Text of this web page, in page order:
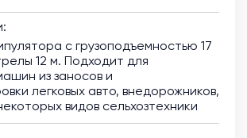
с грузоподъемностью 17
12 м. Подходит для
из заносов и
легковых авто, внедорожников,
видов сельхозтехники